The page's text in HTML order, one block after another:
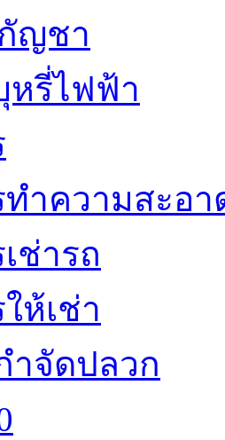
ญชา
หรี่ไฟฟ้า
ทำความสะอา
ช่ารถ
ห้เช่า
ำจัดปลวก